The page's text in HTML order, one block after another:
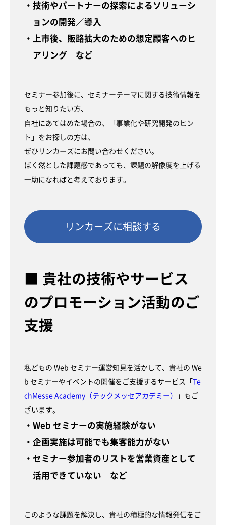
・技術やパートナーの探索によるソリューシ
ョンの開発／導入
・上市後、販路拡大のための想定顧客へのヒ
アリング など
セミナー参加後に、セミナーテーマに関する技術情報を
もっと知りたい方、
自社にあてはめた場合の、「事業化や研究開発のヒン
ト」をお探しの方は、
ぜひリンカーズにお問い合わせください。
ばく然とした課題感であっても、課題の解像度を上げる
一助になればと考えております。
リンカーズに相談する
■ 貴社の技術やサービス
のプロモーション活動のご
支援
私どもの Web セミナー運営知見を活かして、貴社の We
b セミナーやイベントの開催をご支援するサービス「 Te
chMesse Academy（テックメッセアカデミー）
」もご
ざいます。
・Web セミナーの実施経験がない
・企画実施は可能でも集客能力がない
・セミナー参加者のリストを営業資産として
活用できていない など
このような課題を解決し、貴社の積極的な情報発信をご